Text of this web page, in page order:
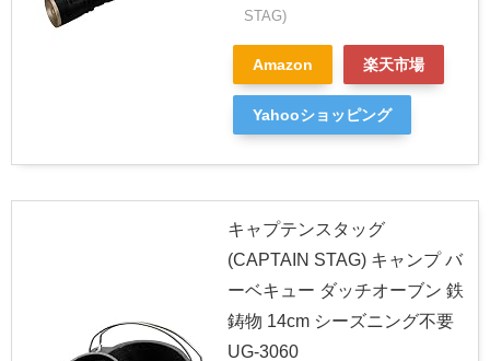
STAG)
Amazon 楽天市場
Yahooショッピング
キャプテンスタッグ
(CAPTAIN STAG) キャンプ バ
ーベキュー ダッチオーブン 鉄
鋳物 14cm シーズニング不要
UG-3060